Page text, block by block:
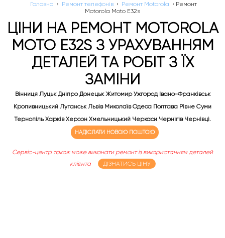
Головна › Ремонт телефонів › Ремонт Motorola › Ремонт
Motorola Moto E32s
ЦІНИ НА РЕМОНТ MOTOROLA
MOTO E32S З УРАХУВАННЯМ
ДЕТАЛЕЙ ТА РОБІТ З ЇХ
ЗАМІНИ
Вінниця Луцьк Дніпро Донецьк Житомир Ужгород Івано-Франківськ
Кропивницький Луганськ Львів Миколаїв Одеса Полтава Рівне Суми
Тернопіль Харків Херсон Хмельницький Черкаси Чернігів Чернівці.
НАДІСЛАТИ НОВОЮ ПОШТОЮ
Сервіс-центр також може виконати ремонт із використанням деталей
клієнта
ДІЗНАТИСЬ ЦІНУ